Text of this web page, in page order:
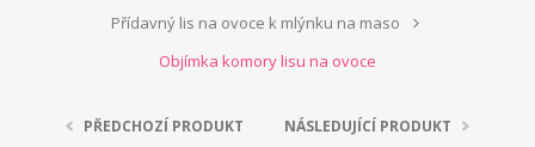
Přídavný lis na ovoce k mlýnku na maso
Objímka komory lisu na ovoce
PŘEDCHOZÍ PRODUKT NÁSLEDUJÍCÍ PRODUKT